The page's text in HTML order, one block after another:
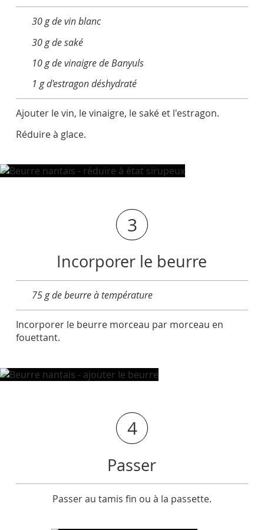
30 g de vin blanc
30 g de saké
10 g de vinaigre de Banyuls
1 g d'estragon déshydraté
Ajouter le vin, le vinaigre, le saké et l'estragon.
Réduire à glace.
3
Incorporer le beurre
75 g de beurre à température
Incorporer le beurre morceau par morceau en
fouettant.
4
Passer
Passer au tamis fin ou à la passette.